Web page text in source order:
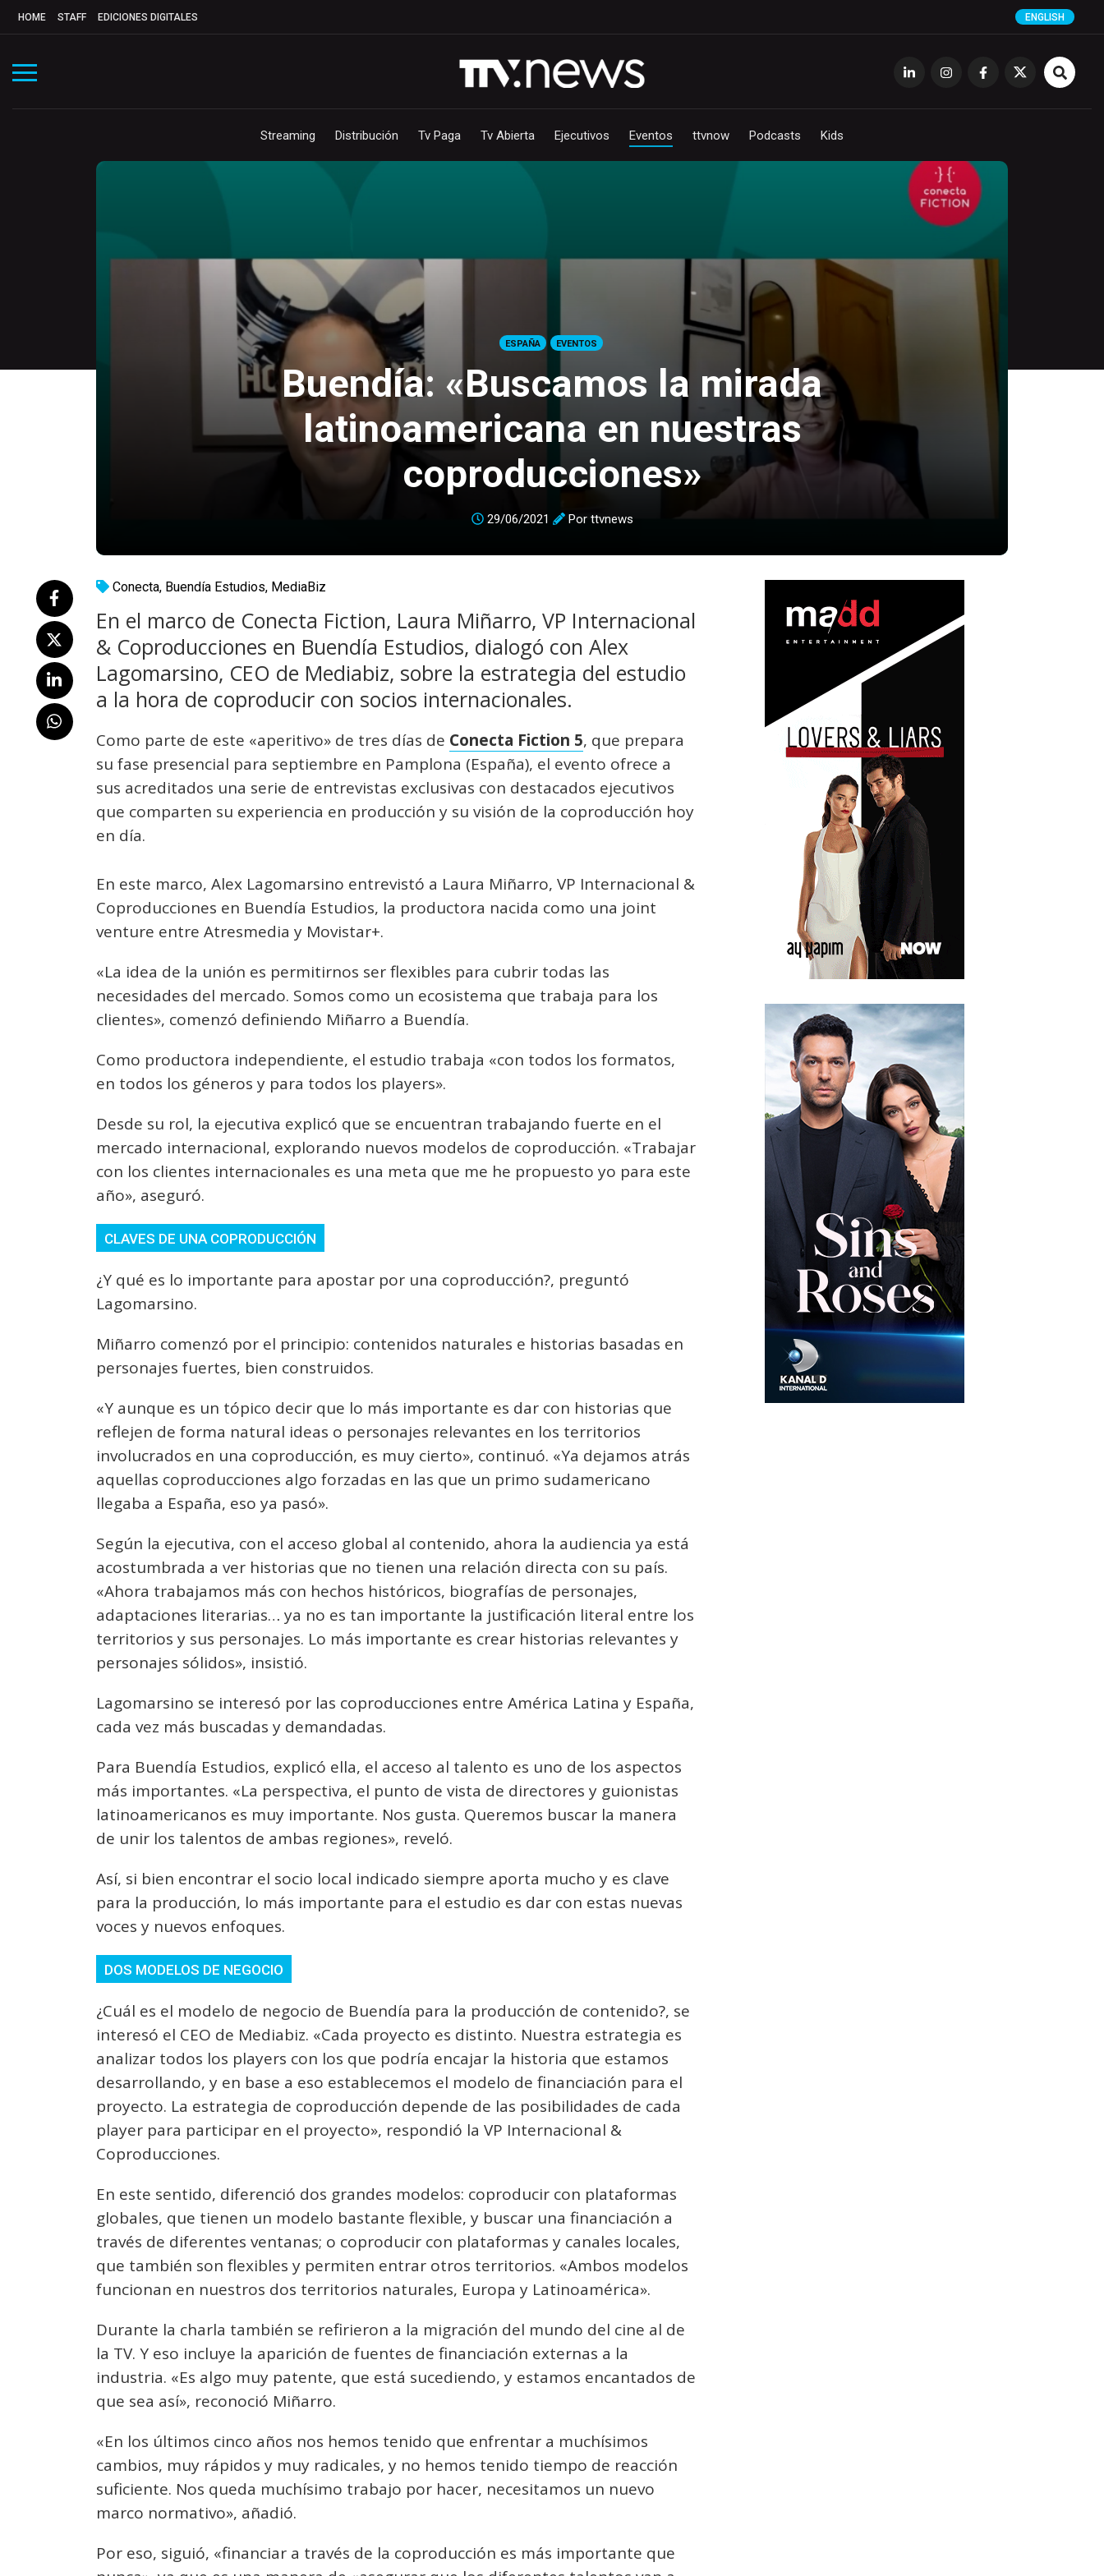
HOME STAFF EDICIONES DIGITALES ENGLISH
Streaming Distribución Tv Paga Tv Abierta Ejecutivos Eventos ttvnow Podcasts Kids
ESPAÑA EVENTOS
Buendía: «Buscamos la mirada
latinoamericana en nuestras
coproducciones»
29/06/2021 Por ttvnews
Conecta, Buendía Estudios, MediaBiz
En el marco de Conecta Fiction, Laura Miñarro, VP Internacional
& Coproducciones en Buendía Estudios, dialogó con Alex
Lagomarsino, CEO de Mediabiz, sobre la estrategia del estudio
a la hora de coproducir con socios internacionales.
Como parte de este «aperitivo» de tres días de Conecta Fiction 5, que prepara
su fase presencial para septiembre en Pamplona (España), el evento ofrece a
sus acreditados una serie de entrevistas exclusivas con destacados ejecutivos
que comparten su experiencia en producción y su visión de la coproducción hoy
en día.
En este marco, Alex Lagomarsino entrevistó a Laura Miñarro, VP Internacional &
Coproducciones en Buendía Estudios, la productora nacida como una joint
venture entre Atresmedia y Movistar+.
«La idea de la unión es permitirnos ser flexibles para cubrir todas las
necesidades del mercado. Somos como un ecosistema que trabaja para los
clientes», comenzó definiendo Miñarro a Buendía.
Como productora independiente, el estudio trabaja «con todos los formatos,
en todos los géneros y para todos los players».
Desde su rol, la ejecutiva explicó que se encuentran trabajando fuerte en el
mercado internacional, explorando nuevos modelos de coproducción. «Trabajar
con los clientes internacionales es una meta que me he propuesto yo para este
año», aseguró.
CLAVES DE UNA COPRODUCCIÓN
¿Y qué es lo importante para apostar por una coproducción?, preguntó
Lagomarsino.
Miñarro comenzó por el principio: contenidos naturales e historias basadas en
personajes fuertes, bien construidos.
«Y aunque es un tópico decir que lo más importante es dar con historias que
reflejen de forma natural ideas o personajes relevantes en los territorios
involucrados en una coproducción, es muy cierto», continuó. «Ya dejamos atrás
aquellas coproducciones algo forzadas en las que un primo sudamericano
llegaba a España, eso ya pasó».
Según la ejecutiva, con el acceso global al contenido, ahora la audiencia ya está
acostumbrada a ver historias que no tienen una relación directa con su país.
«Ahora trabajamos más con hechos históricos, biografías de personajes,
adaptaciones literarias… ya no es tan importante la justificación literal entre los
territorios y sus personajes. Lo más importante es crear historias relevantes y
personajes sólidos», insistió.
Lagomarsino se interesó por las coproducciones entre América Latina y España,
cada vez más buscadas y demandadas.
Para Buendía Estudios, explicó ella, el acceso al talento es uno de los aspectos
más importantes. «La perspectiva, el punto de vista de directores y guionistas
latinoamericanos es muy importante. Nos gusta. Queremos buscar la manera
de unir los talentos de ambas regiones», reveló.
Así, si bien encontrar el socio local indicado siempre aporta mucho y es clave
para la producción, lo más importante para el estudio es dar con estas nuevas
voces y nuevos enfoques.
DOS MODELOS DE NEGOCIO
¿Cuál es el modelo de negocio de Buendía para la producción de contenido?, se
interesó el CEO de Mediabiz. «Cada proyecto es distinto. Nuestra estrategia es
analizar todos los players con los que podría encajar la historia que estamos
desarrollando, y en base a eso establecemos el modelo de financiación para el
proyecto. La estrategia de coproducción depende de las posibilidades de cada
player para participar en el proyecto», respondió la VP Internacional &
Coproducciones.
En este sentido, diferenció dos grandes modelos: coproducir con plataformas
globales, que tienen un modelo bastante flexible, y buscar una financiación a
través de diferentes ventanas; o coproducir con plataformas y canales locales,
que también son flexibles y permiten entrar otros territorios. «Ambos modelos
funcionan en nuestros dos territorios naturales, Europa y Latinoamérica».
Durante la charla también se refirieron a la migración del mundo del cine al de
la TV. Y eso incluye la aparición de fuentes de financiación externas a la
industria. «Es algo muy patente, que está sucediendo, y estamos encantados de
que sea así», reconoció Miñarro.
«En los últimos cinco años nos hemos tenido que enfrentar a muchísimos
cambios, muy rápidos y muy radicales, y no hemos tenido tiempo de reacción
suficiente. Nos queda muchísimo trabajo por hacer, necesitamos un nuevo
marco normativo», añadió.
Por eso, siguió, «financiar a través de la coproducción es más importante que